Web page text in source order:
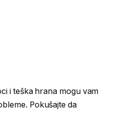
i teška hrana mogu vam
Pokušajte da